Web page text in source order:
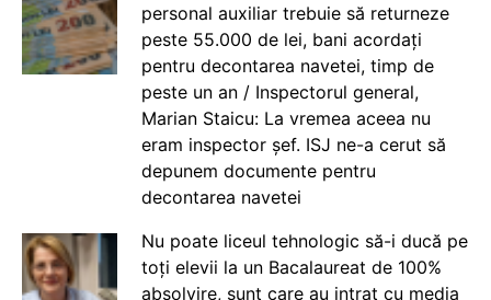
personal auxiliar trebuie să returneze
peste 55.000 de lei, bani acordați
pentru decontarea navetei, timp de
peste un an / Inspectorul general,
Marian Staicu: La vremea aceea nu
eram inspector șef. ISJ ne-a cerut să
depunem documente pentru
decontarea navetei
Nu poate liceul tehnologic să-i ducă pe
toți elevii la un Bacalaureat de 100%
absolvire, sunt care au intrat cu media